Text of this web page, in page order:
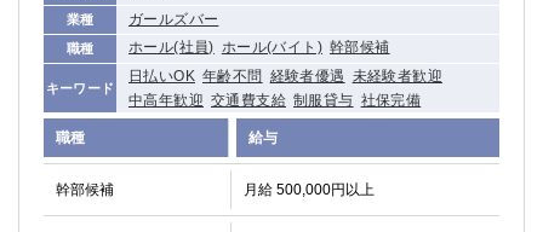
業種 ガールズバー
職種 ホール(社員) ホール(バイト) 幹部候補
キーワード
日払いOK 年齢不問 経験者優遇 未経験者歓迎
中高年歓迎 交通費支給 制服貸与 社保完備
職種 給与
幹部候補 月給 500,000円以上
府中
ひばりヶ丘（北口）
学芸大学
吉祥寺（南口／公園口） 小作・羽村・福生エリア
自由が丘
吉祥寺（北口／東口）
四谷
錦糸町南口
下北沢・経堂
金町（北口）
成増駅徒歩3分の好立地！①JR埼京線「赤羽駅」から徒歩2分 ②東